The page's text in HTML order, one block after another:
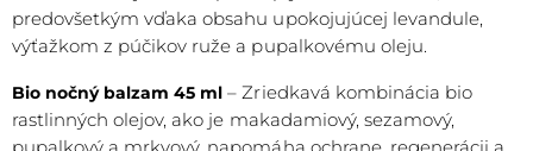
predovšetkým vďaka obsahu upokojujúcej levandule,
výťažkom z púčikov ruže a pupalkovému oleju.
Bio nočný balzam 45 ml – Zriedkavá kombinácia bio
rastlinných olejov, ako je makadamiový, sezamový,